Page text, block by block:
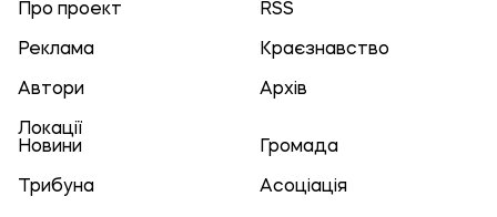
Про проект RSS
Реклама Краєзнавство
Автори Архів
Локації
Новини
Громада
Трибуна Асоціація